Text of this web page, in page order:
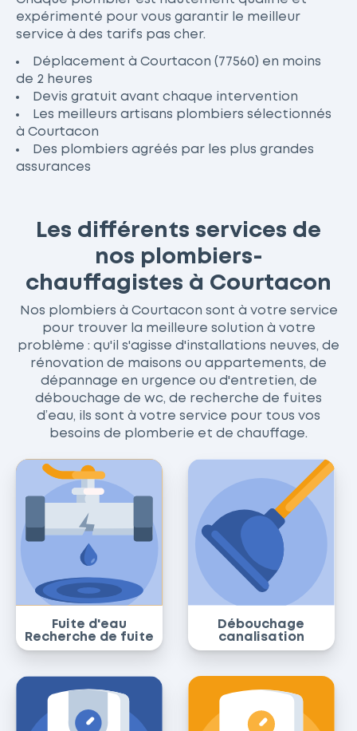
expérimenté pour vous garantir le meilleur
service à des tarifs pas cher.
Déplacement à Courtacon (77560) en moins
de 2 heures
Devis gratuit avant chaque intervention
Les meilleurs artisans plombiers sélectionnés
à Courtacon
Des plombiers agréés par les plus grandes
assurances
Les différents services de
nos plombiers-
chauffagistes à Courtacon
Nos plombiers à Courtacon sont à votre service
pour trouver la meilleure solution à votre
problème : qu'il s'agisse d'installations neuves, de
rénovation de maisons ou appartements, de
dépannage en urgence ou d'entretien, de
débouchage de wc, de recherche de fuites
d’eau, ils sont à votre service pour tous vos
besoins de plomberie et de chauffage.
Fuite d'eau
Recherche de fuite
Débouchage
canalisation